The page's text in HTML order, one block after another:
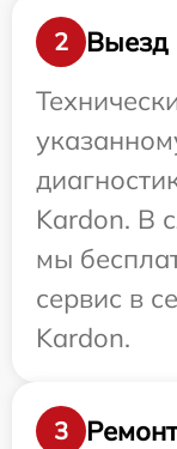
2
Выезд
Kardon. В
мы
сервис в
Kardon.
3